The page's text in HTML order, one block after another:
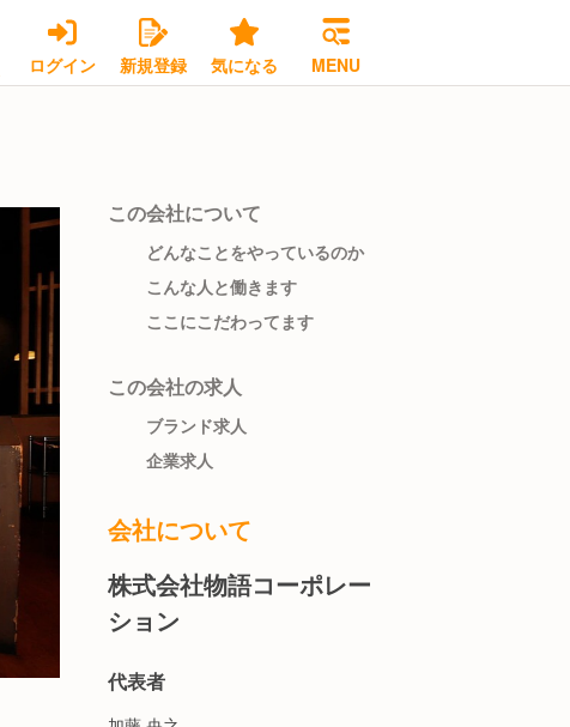
ログイン 新規登録 気になる MENU
この会社について
どんなことをやっているのか
こんな人と働きます
ここにこだわってます
この会社の求人
ブランド求人
企業求人
会社について
株式会社物語コーポレー
ション
代表者